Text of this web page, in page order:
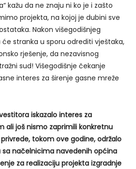
kažu da ne znaju ni ko je i zašto
projekta, na kojoj je dubini sve
Nakon višegodišnjeg
stranka u sporu odrediti vještaka,
rješenje, da nezavisnog
sud! Višegodišnje čekanje
interes za širenje gasne mreže
iskazalo interes za
ali još nismo zaprimili konkretnu
tokom ove godine, održalo
sa načelnicima navedenih općina
za realizaciju projekta izgradnje